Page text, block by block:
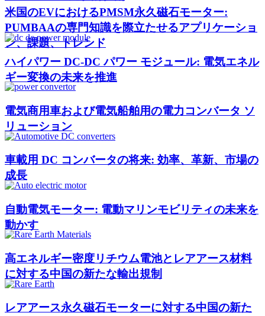
米国のEVにおけるPMSM永久磁石モーター:
PUMBAAの専門知識を際立たせるアプリケーショ
ン、課題、トレンド
ハイパワー DC-DC パワー モジュール: 電気エネル
ギー変換の未来を推進
電気商用車および電気船舶用の電力コンバータ ソ
リューション
車載用 DC コンバータの将来: 効率、革新、市場の
成長
自動電気モーター: 電動マリンモビリティの未来を
動かす
高エネルギー密度リチウム電池とレアアース材料
に対する中国の新たな輸出規制
レアアース永久磁石モーターに対する中国の新た